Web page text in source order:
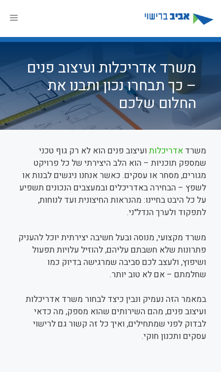
לתוכן
משרד אדריכלות ועיצוב פנים
– כך תבחרו נכון ותבנו את
החלום שלכם
משרד אדריכלות ועיצוב פנים הוא לא רק גוף טכני
שמספק תוכניות – הוא הלב היצירתי של כל פרויקט
מגורים, מסחר או עסקים. כאשר אנחנו ניגשים לבנות או
לשפץ – הבחירה באדריכלים ובמעצבים הנכונים תשפיע
על כל היבט בחיינו: מהנראות החיצונית ועד לנוחות,
לתפקוד ולערך הנדל"ני.
משרד מקצועי, מנוסה ובעל חשיבה יצירתית יוכל להעניק
פתרונות שלא חשבתם עליהם, להוזיל עלויות תפעול
ושיפוץ, ולעצב לכם סביבה שמרגישה בדיוק כמו
שחלמתם – אם לא טוב יותר.
במאמר הזה נעמיק ונבין כיצד לבחור משרד אדריכלות
ועיצוב פנים, מהם השירותים שהוא מספק, מה כדאי
לבדוק לפני שמתחילים, ואיך כל זה קשור גם לרישוי
עסקים ותכנון חוקי.